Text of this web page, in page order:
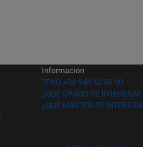
ventana)
ventana)
nueva ventana)
(abre en nueva ventana)
en nueva ventana)
Información
TFNO +34 948 42 56 00
¿QUÉ GRADO TE INTERESA?
¿QUÉ MÁSTER TE